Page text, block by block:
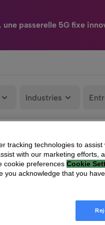
passerelle 5G fixe
Industries
Technicolor : Information relative
tracking technologies to
with our marketing efforts,
cookie preferences Cookie
you acknowledge that you